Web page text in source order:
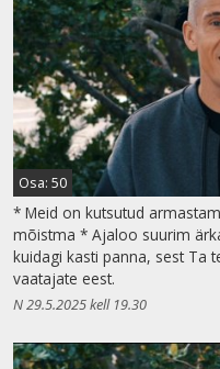
Osa: 50
* Meid on kutsutud
mõistma * Ajaloo suurim
kuidagi kasti panna, sest Ta
vaatajate eest.
N 29.5.2025 kell 19.30